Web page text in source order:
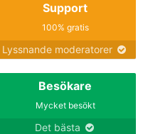
Support
100% gratis
Lyssnande moderatorer
Besökare
Mycket besökt
Det bästa